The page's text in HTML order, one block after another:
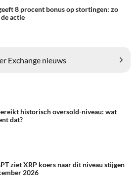
8 procent bonus op stortingen: zo
actie
Exchange nieuws
historisch oversold-niveau: wat
dat?
ziet XRP koers naar dit niveau stijgen
2026